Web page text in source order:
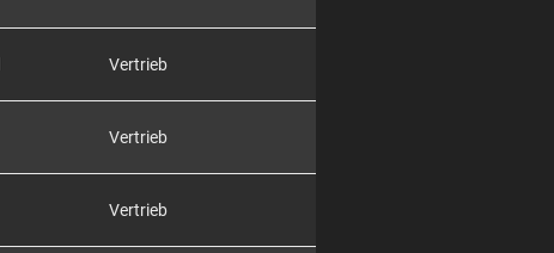
Vertrieb
Vertrieb
Vertrieb